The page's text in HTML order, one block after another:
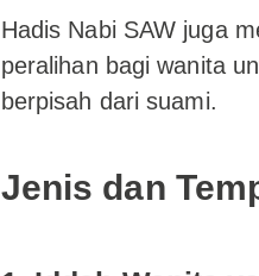
Hadis Nabi SAW juga
peralihan bagi wanita
berpisah dari suami.
Jenis dan